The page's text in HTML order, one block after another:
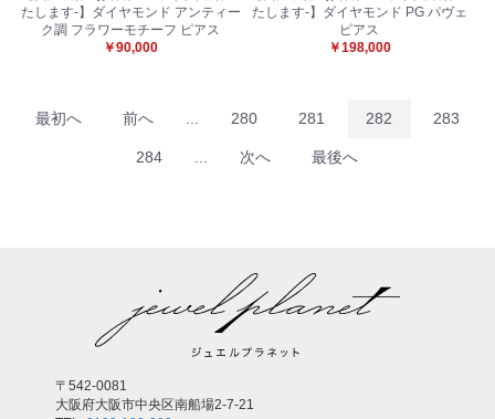
たします-】ダイヤモンド アンティー
ク調 フラワーモチーフ ピアス
￥90,000
たします-】ダイヤモンド PG パヴェ
ピアス
￥198,000
最初へ 前へ 280 281 282 283
284 次へ 最後へ
〒542-0081
大阪府大阪市中央区南船場2-7-21